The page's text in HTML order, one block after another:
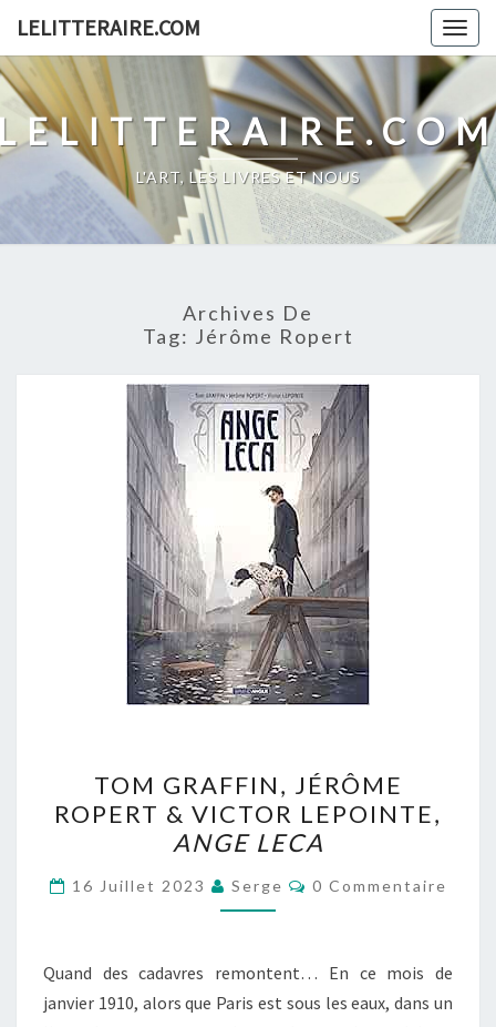
content
LELITTERAIRE.COM
L'ART, LES LIVRES ET NOUS
Archives De
Tag: Jérôme Ropert
GRAFFIN,
JÉRÔME
ROPERT
&
VICTOR
ANGE
LECA
TOM GRAFFIN, JÉRÔME
ROPERT & VICTOR LEPOINTE,
ANGE LECA
16 Juillet 2023 Serge Commentaires
0 Commentaire
Quand des cadavres remontent… En ce mois de
janvier 1910, alors que Paris est sous les eaux, dans un